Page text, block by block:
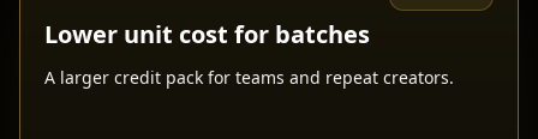
Lower unit cost for batches
A larger credit pack for teams and repeat creators.